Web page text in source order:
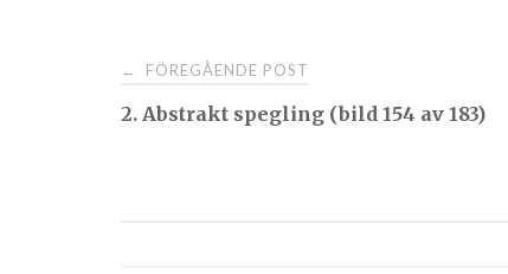
Post
navigation
← FÖREGÅENDE POST
2. Abstrakt spegling (bild 154 av 183)